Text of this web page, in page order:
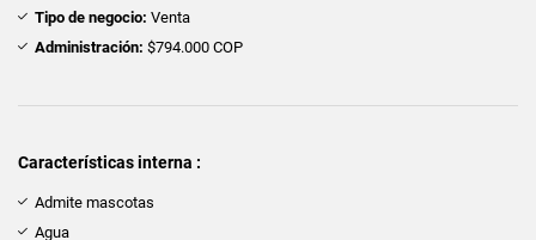
Tipo de negocio: Venta
Administración: $794.000 COP
Características interna :
Admite mascotas
Agua